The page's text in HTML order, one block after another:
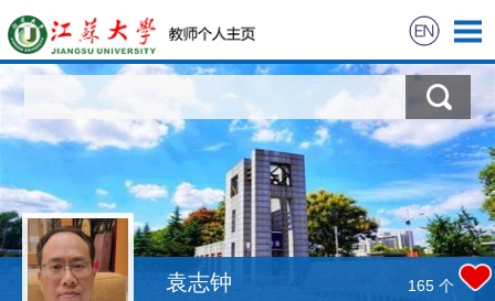
科学研究
教学研究
获奖信息 袁志钟 165 个